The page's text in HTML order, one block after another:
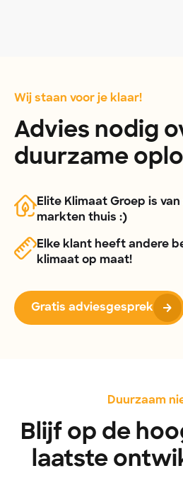
Wij staan voor je klaar!
Advies nodig
duurzame
Elite Klimaat Groep is
markten thuis :)
Elke klant heeft andere
klimaat op maat!
Gratis adviesgesprek
Duurzaam
Blijf op de
laatste